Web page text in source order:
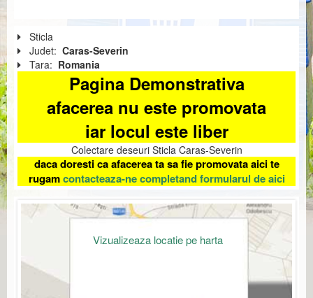
Sticla
Judet: Caras-Severin
Tara: Romania
Pagina Demonstrativa
afacerea nu este promovata
iar locul este liber
Colectare deseuri Sticla Caras-Severin
daca doresti ca afacerea ta sa fie promovata aici te
rugamcontacteaza-ne completand formularul de aici
Vizualizeaza locatie pe harta